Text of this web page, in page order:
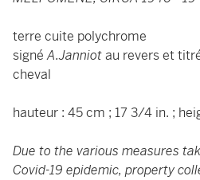
terre cuite polychrome
signéA.Janniotau revers et
cheval
hauteur : 45 cm ; 17 3/4 in. ;
Due to the various measures
Covid-19 epidemic, property